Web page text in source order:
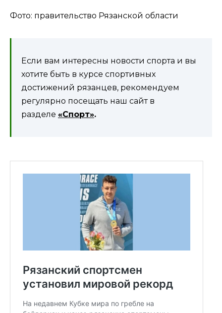
Фото: правительство Рязанской области
Если вам интересны новости спорта и вы
хотите быть в курсе спортивных
достижений рязанцев, рекомендуем
регулярно посещать наш сайт в
разделе «Спорт».